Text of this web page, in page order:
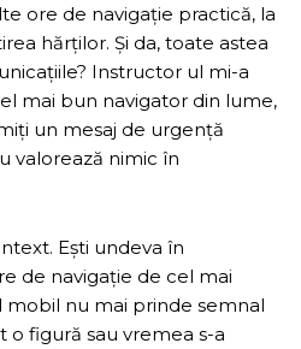
ore de navigație practică, la
hărților. Și da, toate astea
Instructor ul mi-a
mai bun navigator din lume,
un mesaj de urgență
valorează nimic în
Ești undeva în
de navigație de cel mai
nu mai prinde semnal
figură sau vremea s-a